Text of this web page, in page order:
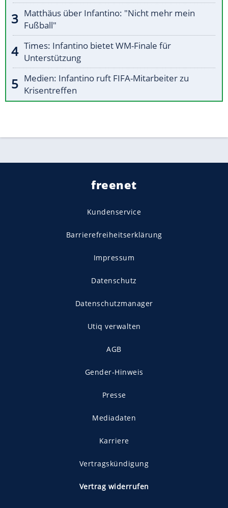
Matthäus über Infantino: "Nicht mehr mein
Fußball"
Times: Infantino bietet WM-Finale für
Unterstützung
Medien: Infantino ruft FIFA-Mitarbeiter zu
Krisentreffen
freenet
Kundenservice
Barrierefreiheitserklärung
Impressum
Datenschutz
Datenschutzmanager
Utiq verwalten
AGB
Gender-Hinweis
Presse
Mediadaten
Karriere
Vertragskündigung
Vertrag widerrufen